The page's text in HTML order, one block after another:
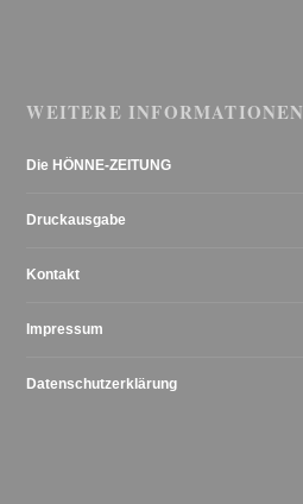
WEITERE INFORMATIONEN
Die HÖNNE-ZEITUNG
Druckausgabe
Kontakt
Impressum
Datenschutzerklärung